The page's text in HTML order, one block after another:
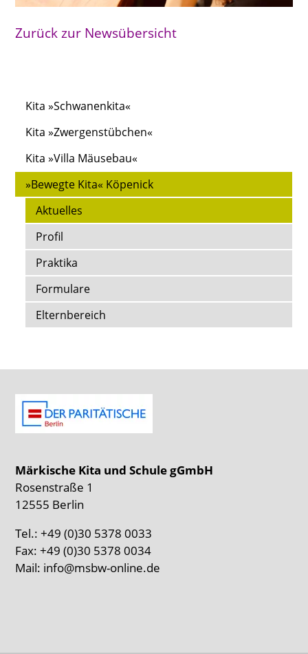
Zurück zur Newsübersicht
Kita »Schwanenkita«
Kita »Zwergenstübchen«
Kita »Villa Mäusebau«
»Bewegte Kita« Köpenick
Aktuelles
Profil
Praktika
Formulare
Elternbereich
Märkische Kita und Schule gGmbH
Rosenstraße 1
12555 Berlin
Tel.: +49 (0)30 5378 0033
Fax: +49 (0)30 5378 0034
Mail: info@msbw-online.de